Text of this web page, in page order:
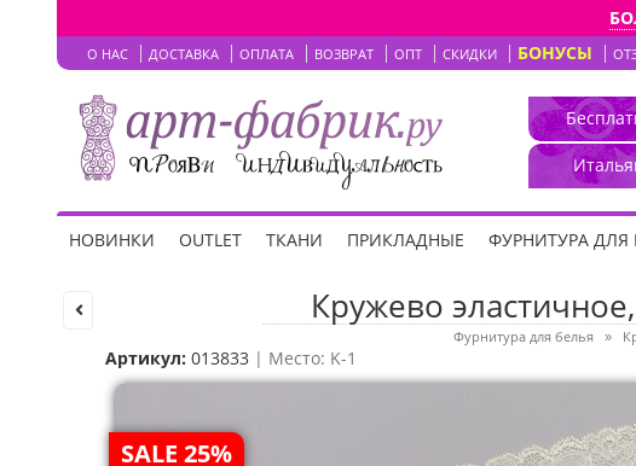
О НАС ДОСТАВКА ОПЛАТА ВОЗВРАТ ОПТ СКИДКИ БОНУСЫ
НОВИНКИ OUTLET ТКАНИ ПРИКЛАДНЫЕ ФУРНИТУРА ДЛЯ
Кружево
Фурнитура для белья »
Артикул: 013833 | Место: K-1
SALE 25%